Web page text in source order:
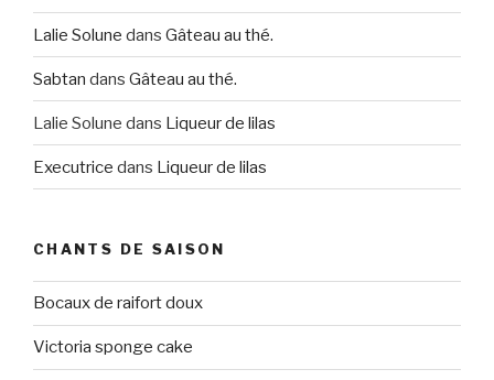
Lalie Solune dans Gâteau au thé.
Sabtan dans Gâteau au thé.
Lalie Solune dans Liqueur de lilas
Executrice dans Liqueur de lilas
CHANTS DE SAISON
Bocaux de raifort doux
Victoria sponge cake